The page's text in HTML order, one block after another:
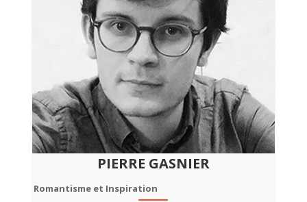
PIERRE GASNIER
Romantisme et Inspiration